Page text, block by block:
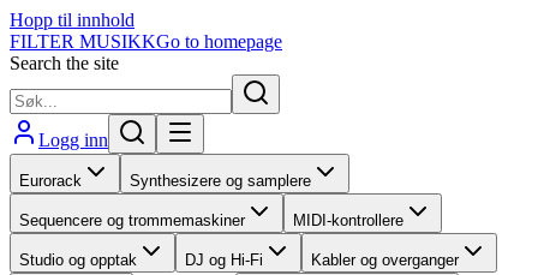
Hopp til innhold
FILTER MUSIKKGo to homepage
Search the site
Logg inn
Eurorack Synthesizere og samplere
Sequencere og trommemaskiner MIDI-kontrollere
Studio og opptak DJ og Hi-Fi Kabler og overganger